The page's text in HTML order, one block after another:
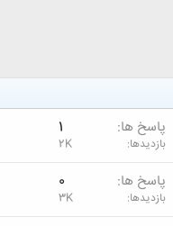
پاسخ ها 1
بازدیدها 2K
پاسخ ها 0
بازدیدها 3K